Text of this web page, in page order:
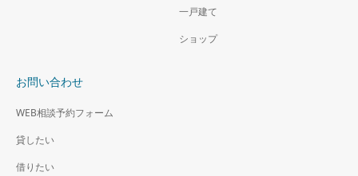
一戸建て
ショップ
お問い合わせ
WEB相談予約フォーム
貸したい
借りたい